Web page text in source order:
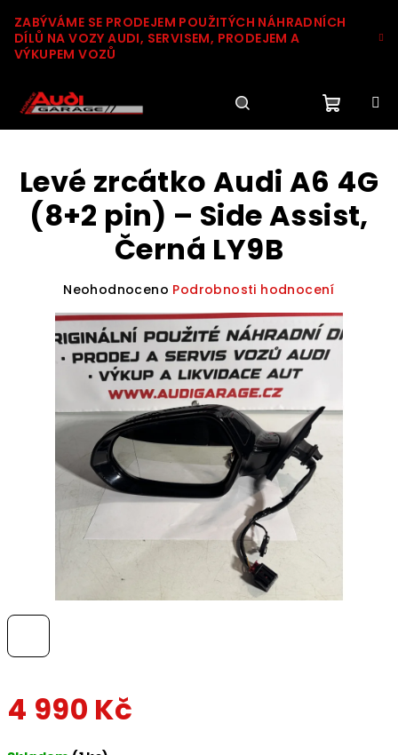
na
obsah
ZABÝVÁME SE PRODEJEM POUŽITÝCH NÁHRADNÍCH
DÍLŮ NA VOZY AUDI, SERVISEM, PRODEJEM A
VÝKUPEM VOZŮ
HledatPřihlášení
košík
4 990 Kč
Levé zrcátko Audi A6 4G
(8+2 pin) – Side Assist,
Černá LY9B
Průměrné
produktu
je
0,0
hvězdiček.
Neohodnoceno Podrobnosti hodnocení